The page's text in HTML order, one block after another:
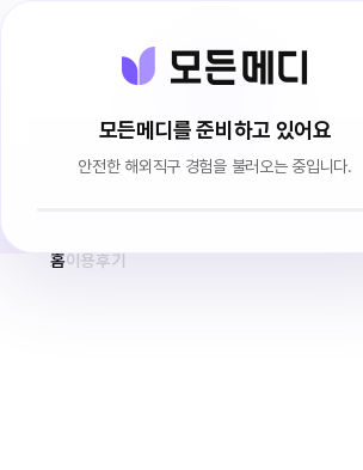
모든메디를 준비하고 있어요
안전한 해외직구 경험을 불러오는 중입니다.
전체상품 이용후기 브랜드소개
홈이용후기